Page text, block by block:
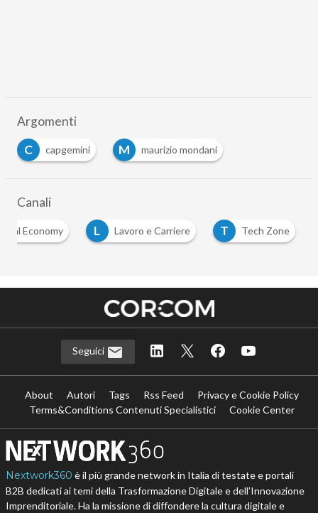
Argomenti
C
capgemini M
maurizio mondani
Canali
Economy L Lavoro e Carriere T
Tech Zone
Seguici
About Autori Tags Rss Feed
Privacy e Cookie Policy
Terms&Conditions Contenuti Specialistici
Cookie Center
Nextwork360 è il più grande network in Italia di testate e portali
B2B dedicati ai temi della Trasformazione Digitale e dell’Innovazione
Imprenditoriale. Ha la missione di diffondere la cultura digitale e